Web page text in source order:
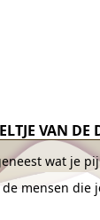
VAN DE
wat je
mensen die